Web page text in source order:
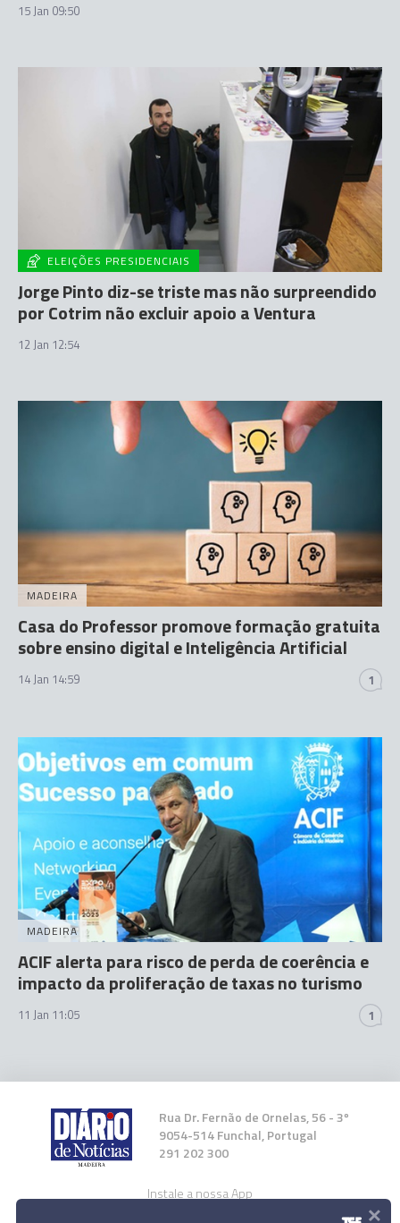
15 Jan 09:50
ELEIÇÕES PRESIDENCIAIS
Jorge Pinto diz-se triste mas não surpreendido
por Cotrim não excluir apoio a Ventura
12 Jan 12:54
MADEIRA
Casa do Professor promove formação gratuita
sobre ensino digital e Inteligência Artificial
14 Jan 14:59 1
MADEIRA
ACIF alerta para risco de perda de coerência e
impacto da proliferação de taxas no turismo
11 Jan 11:05 1
Rua Dr. Fernão de Ornelas, 56 - 3º
9054-514 Funchal, Portugal
291 202 300
Instale a nossa App ×